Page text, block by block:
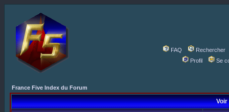
FAQ
Rechercher
Profil
Se
France Five Index du Forum
Voir